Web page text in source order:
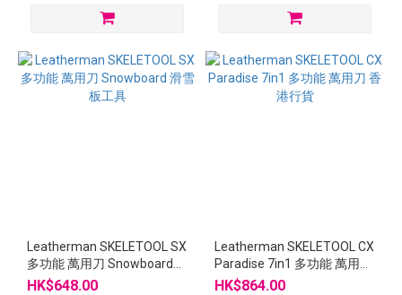
Leatherman SKELETOOL SX
多功能 萬用刀 Snowboard
滑雪板工具
HK$648.00
Leatherman SKELETOOL CX
Paradise 7in1 多功能 萬用刀
香港行貨
HK$864.00